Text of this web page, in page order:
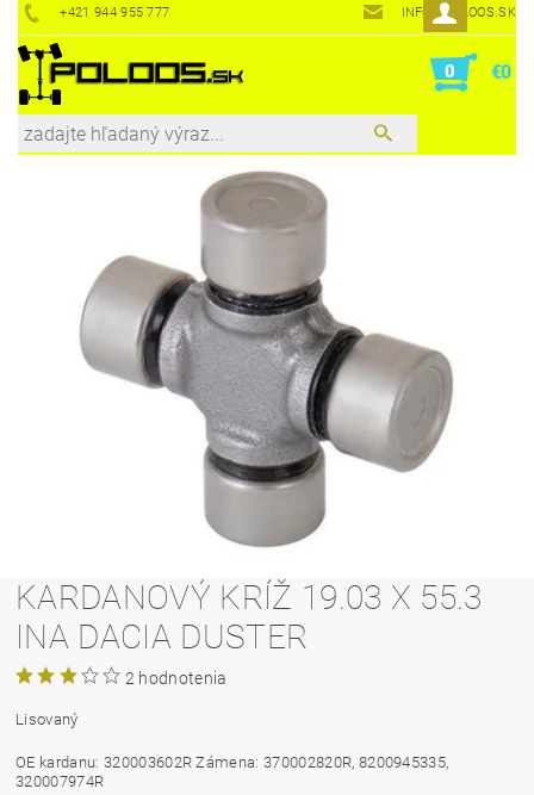
+421 944 955 777 INFO@POLOOS.SK
0 €0
KARDANOVÝ KRÍŽ 19.03 X 55.3
INA DACIA DUSTER
2 hodnotenia
Lisovaný
OE kardanu: 320003602R Zámena: 370002820R, 8200945335,
320007974R